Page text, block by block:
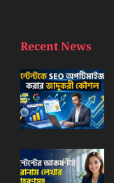
Recent News